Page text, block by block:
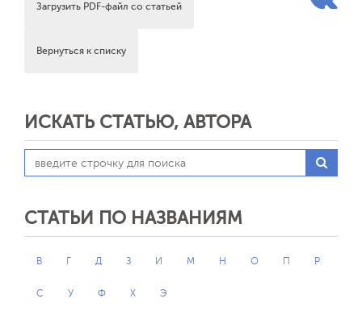
Загрузить PDF-файл со статьей
Вернуться к списку
ИСКАТЬ СТАТЬЮ, АВТОРА
СТАТЬИ ПО НАЗВАНИЯМ
В Г Д З И М Н О П Р
С У Ф Х Э